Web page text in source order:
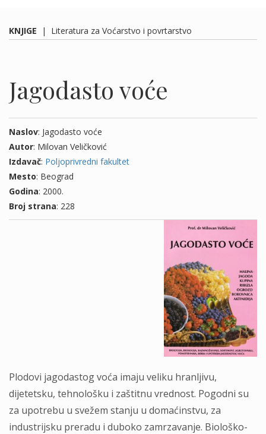
KNJIGE | Literatura za Voćarstvo i povrtarstvo
Jagodasto voće
Naslov: Jagodasto voće
Autor: Milovan Veličković
Izdavač: Poljoprivredni fakultet
Mesto: Beograd
Godina: 2000.
Broj strana: 228
Plodovi jagodastog voća imaju veliku hranljivu,
dijetetsku, tehnološku i zaštitnu vrednost. Pogodni su
za upotrebu u svežem stanju u domaćinstvu, za
industrijsku preradu i duboko zamrzavanje. Biološko-